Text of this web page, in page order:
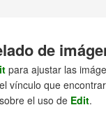
de
para ajustar las
vínculo que
el uso de Edit.